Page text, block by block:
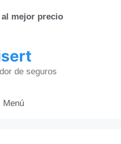
mejor precio
de seguros
Menú